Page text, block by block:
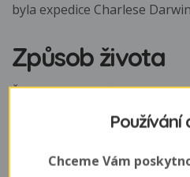
byla expedice Charlese
Způsob života
Žije ve velkých
jinými pěvci. V zajetí se v
jinými druhy, ale v době
Používání
Chceme Vám